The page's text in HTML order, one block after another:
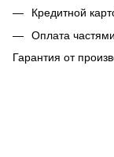
Кредитной
Оплата
Гарантия от